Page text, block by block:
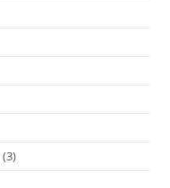
(3)